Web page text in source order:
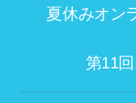
夏休みオン
第11